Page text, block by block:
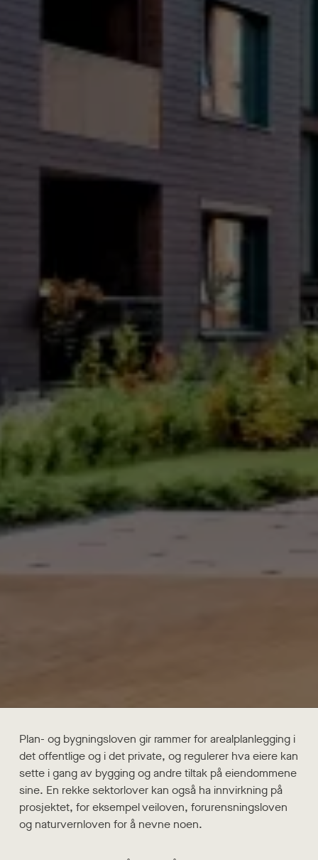
Plan- og bygningsloven gir rammer for arealplanlegging i
det offentlige og i det private, og regulerer hva eiere kan
sette i gang av bygging og andre tiltak på eiendommene
sine. En rekke sektorlover kan også ha innvirkning på
prosjektet, for eksempel veiloven, forurensningsloven
og naturvernloven for å nevne noen.